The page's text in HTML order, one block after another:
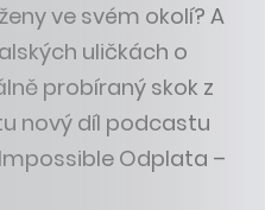
ve svém okolí? A
uličkách o
probíraný skok z
nový díl podcastu
Odplata –